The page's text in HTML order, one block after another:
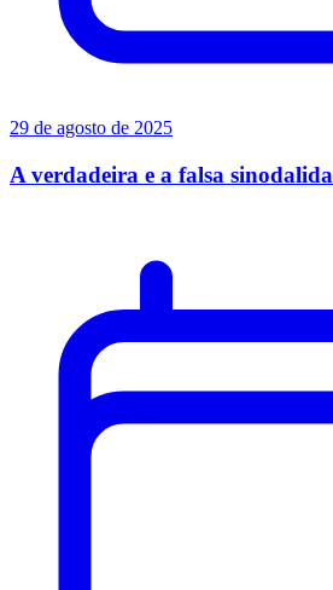
29 de agosto de 2025
A verdadeira e a falsa